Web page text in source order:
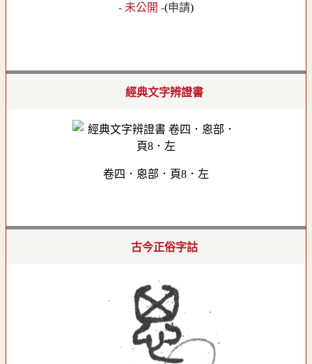
- 未公開 -(申請)
經典文字辨證書
卷四．恖部．頁8．左
古今正俗字詁